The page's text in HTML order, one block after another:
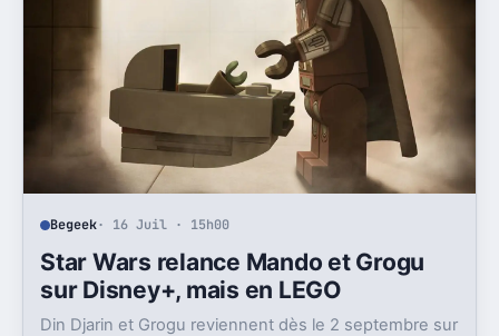
Begeek· 16 Juil · 15h00
Star Wars relance Mando et Grogu
sur Disney+, mais en LEGO
Din Djarin et Grogu reviennent dès le 2 septembre sur